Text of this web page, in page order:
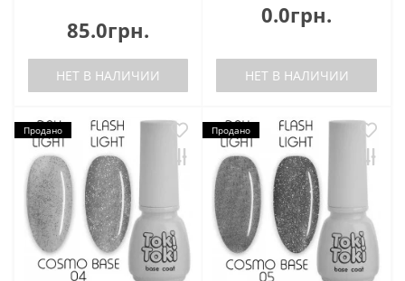
85.0грн.
НЕТ В НАЛИЧИИ
0.0грн.
НЕТ В НАЛИЧИИ
Продано Продано